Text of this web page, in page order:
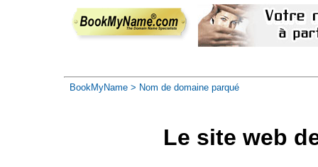
BookMyName > Nom de domaine parqué
Le site web